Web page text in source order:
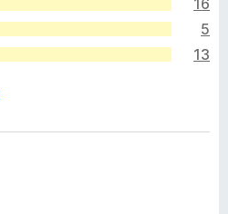
16
5
13